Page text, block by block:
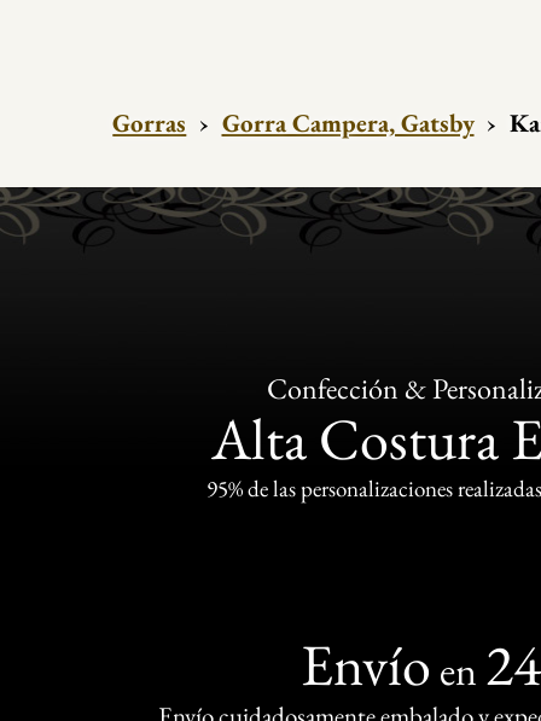
Gorras › Gorra Campera, Gatsby ›
Confección &
Alta Costura
95% de las personalizaciones
Envío en